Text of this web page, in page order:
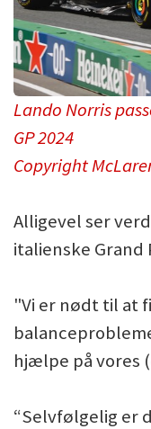
Lando Norris
GP 2024
Copyright
Alligevel ser
italienske Grand
"Vi er nødt til at
hjælpe på vores
“Selvfølgelig er